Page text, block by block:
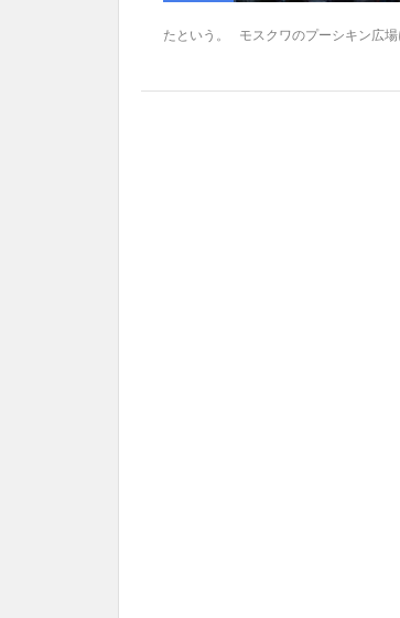
たという。 モスクワのプーシキン広